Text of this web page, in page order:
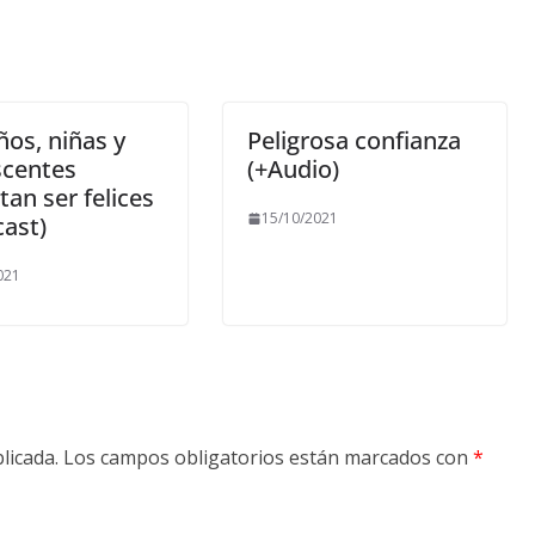
niñas y
ser felices
Peligrosa confianza
(+Audio)
15/10/2021
Los campos obligatorios están marcados con *